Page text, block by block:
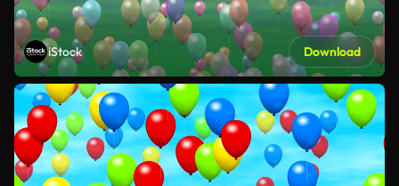
iStock Download